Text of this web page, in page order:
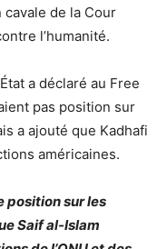
de la Cour
l’humanité.
a déclaré au Free
pas position sur
a ajouté que Kadhafi
américaines.
position sur les
Saif al-Islam